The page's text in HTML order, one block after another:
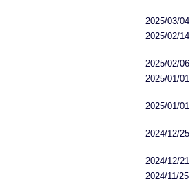
2025/03/
2025/02/
2025/02/
2025/01/01
2025/01/01
2024/12/
2024/12/
2024/11/25